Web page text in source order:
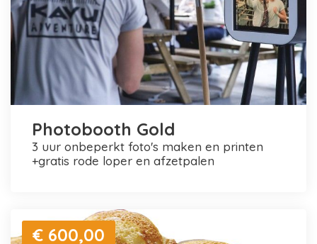
Photobooth Gold
3 uur onbeperkt foto's maken en printen
+gratis rode loper en afzetpalen
€ 600,00